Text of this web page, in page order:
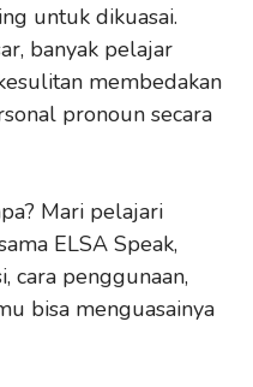
untuk dikuasai.
banyak pelajar
membedakan
pronoun secara
Mari pelajari
ELSA Speak,
cara penggunaan,
bisa menguasainya